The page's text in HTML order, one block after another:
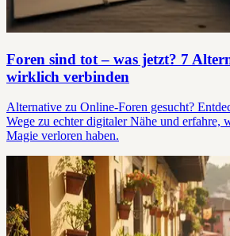
Foren sind tot – was jetzt? 7
wirklich verbinden
Alternative zu Online-Foren gesucht?
Wege zu echter digitaler Nähe und erfahre,
Magie verloren haben.